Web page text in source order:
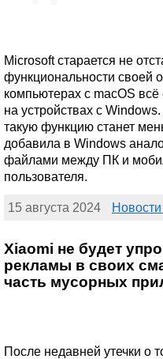
Microsoft старается не
функциональности своей
компьютерах с macOS
на устройствах с
такую функцию станет
добавила в Windows
файлами между ПК и
пользователя.
15 августа 2024
Xiaomi не будет
рекламы в своих
часть мусорных
После недавней утечки о